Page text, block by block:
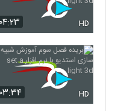
۰۴:۲۳ HD
۰۳:۳۴ HD